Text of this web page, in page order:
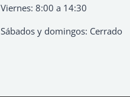
Viernes: 8:00 a 14:30
Sábados y domingos: Cerrado